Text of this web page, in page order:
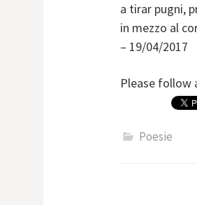
a tirar pugni,
in mezzo al
– 19/04/2017
Please follow
Poesie